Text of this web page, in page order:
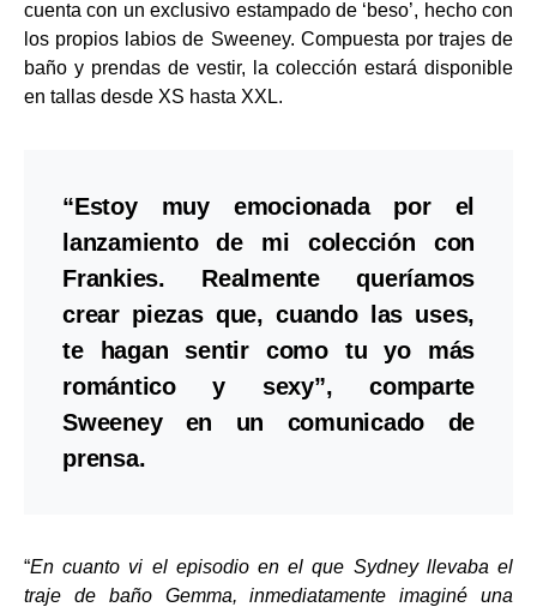
cuenta con un exclusivo estampado de ‘beso’, hecho con
los propios labios de Sweeney. Compuesta por trajes de
baño y prendas de vestir, la colección estará disponible
en tallas desde XS hasta XXL.
“Estoy muy emocionada por el
lanzamiento de mi colección con
Frankies. Realmente queríamos
crear piezas que, cuando las uses,
te hagan sentir como tu yo más
romántico y sexy”, comparte
Sweeney en un comunicado de
prensa.
“En cuanto vi el episodio en el que Sydney llevaba el
traje de baño Gemma, inmediatamente imaginé una